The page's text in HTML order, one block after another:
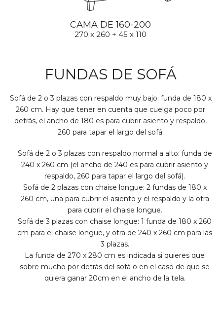
CAMA DE 160-200
270 x 260 + 45 x 110
FUNDAS DE SOFÁ
Sofá de 2 o 3 plazas con respaldo muy bajo: funda de 180 x
260 cm. Hay que tener en cuenta que cuelga poco por
detrás, el ancho de 180 es para cubrir asiento y respaldo,
260 para tapar el largo del sofá.
Sofá de 2 o 3 plazas con respaldo normal a alto: funda de
240 x 260 cm (el ancho de 240 es para cubrir asiento y
respaldo, 260 para tapar el largo del sofá).
Sofá de 2 plazas con chaise longue: 2 fundas de 180 x
260 cm, una para cubrir el asiento y el respaldo y la otra
para cubrir el chaise longue.
Sofá de 3 plazas con chaise longue: 1 funda de 180 x 260
cm para el chaise longue, y otra de 240 x 260 cm para las
3 plazas.
La funda de 270 x 280 cm es indicada si quieres que
sobre mucho por detrás del sofá o en el caso de que se
quiera ganar 20cm en el ancho de la tela.